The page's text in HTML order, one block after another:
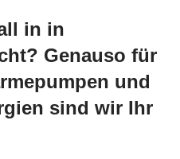
in in
Genauso für
und
sind wir Ihr